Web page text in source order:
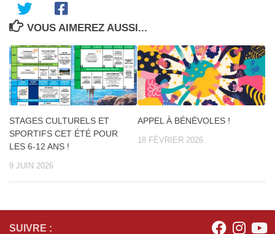
VOUS AIMEREZ AUSSI...
STAGES CULTURELS ET
SPORTIFS CET ÉTÉ POUR
LES 6-12 ANS !
9 JUIN 2026
APPEL À BÉNÉVOLES !
18 FÉVRIER 2026
SUIVRE :